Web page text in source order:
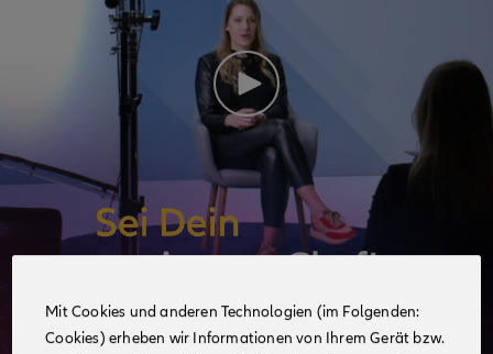
Mit Cookies und anderen Technologien (im Folgenden:
Cookies) erheben wir Informationen von Ihrem Gerät bzw.